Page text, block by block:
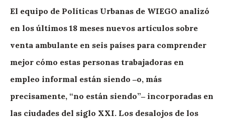
El equipo de Políticas Urbanas de WIEGO analizó
en los últimos 18 meses nuevos artículos sobre
venta ambulante en seis países para comprender
mejor cómo estas personas trabajadoras en
empleo informal están siendo ‒o, más
precisamente, “no están siendo”‒ incorporadas en
las ciudades del siglo XXI. Los desalojos de los